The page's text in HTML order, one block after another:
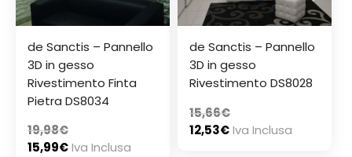
de Sanctis – Pannello
3D in gesso
Rivestimento Finta
Pietra DS8034
19,98€
15,99€Iva Inclusa
de Sanctis – Pannello
3D in gesso
Rivestimento DS8028
15,66€
12,53€Iva Inclusa